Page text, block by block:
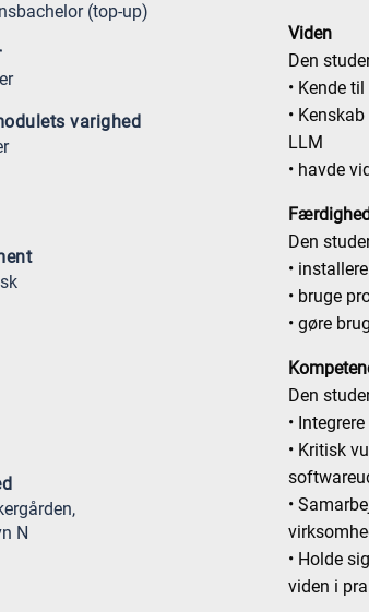
(top-up)
varighed
N
Viden
Den
• Kende
•
LLM
• havde
Den
•
• bruge
• gøre
Den
•
• Kritisk
•
• Holde
viden i